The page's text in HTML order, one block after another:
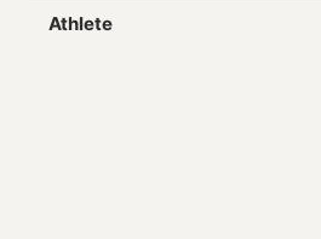
Athlete